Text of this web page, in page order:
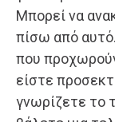
Μπορεί να
πίσω από
που
είστε
γνωρίζετε το